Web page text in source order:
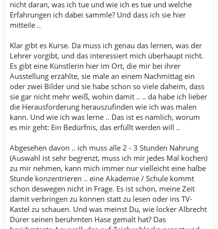
nicht daran, was ich tue und wie ich es tue und welche
Erfahrungen ich dabei sammle? Und dass ich sie hier
mitteile ..
Klar gibt es Kurse. Da muss ich genau das lernen, was der
Lehrer vorgibt, und das interessiert mich überhaupt nicht.
Es gibt eine Künstlerin hier im Ort, die mir bei ihrer
Ausstellung erzählte, sie male an einem Nachmittag ein
oder zwei Bilder und sie habe schon so viele daheim, dass
sie gar nicht mehr weiß, wohin damit .. .. da habe ich lieber
die Herausforderung herauszufinden wie ich was malen
kann. Und wie ich was lerne .. Das ist es nämlich, worum
es mir geht: Ein Bedürfnis, das erfüllt werden will ..
Abgesehen davon .. ich muss alle 2 - 3 Stunden Nahrung
(Auswahl ist sehr begrenzt, muss ich mir jedes Mal kochen)
zu mir nehmen, kann mich immer nur vielleicht eine halbe
Stunde konzentrieren .. eine Akademie / Schule kommt
schon deswegen nicht in Frage. Es ist schön, meine Zeit
damit verbringen zu können statt zu lesen oder ins TV-
Kastel zu schauen. Und was meinst Du, wie locker Albrecht
Dürer seinen berühmten Hase gemalt hat? Das